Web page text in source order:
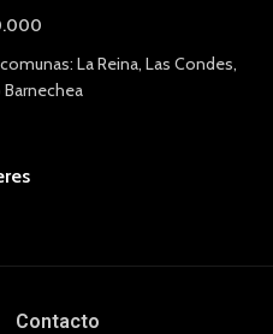
La Reina, Las Condes,
Contacto